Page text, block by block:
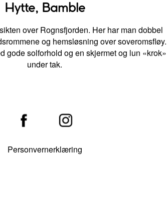
Hytte, Bamble
over Rognsfjorden. Her har man dobbel
og hemsløsning over soveromsfløy.
gode solforhold og en skjermet og lun «krok»
under tak.
Personvernerklæring